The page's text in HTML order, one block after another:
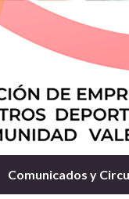
Comunicados y